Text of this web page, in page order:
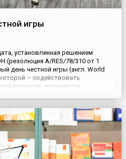
игры
установленная решением
(резолюция A/RES/78/310 от 1
день честной игры (англ. World
– содействовать
терпимости,